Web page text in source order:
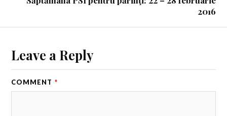
2016
Leave a Reply
COMMENT *